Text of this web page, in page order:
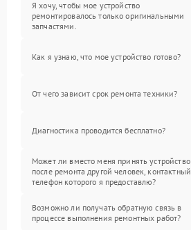
Я хочу, чтобы мое устройство
ремонтировалось только оригинальными
запчастями.
Как я узнаю, что мое устройство готово?
От чего зависит срок ремонта техники?
Диагностика проводится бесплатно?
Может ли вместо меня принять устройство
после ремонта другой человек, контактный
телефон которого я предоставлю?
Возможно ли получать обратную связь в
процессе выполнения ремонтных работ?